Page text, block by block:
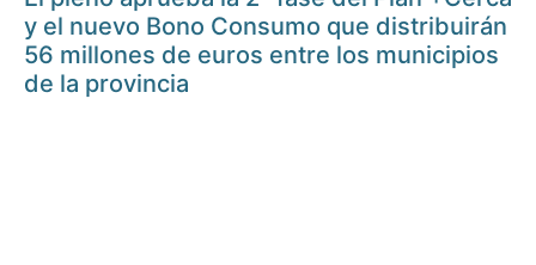
y el nuevo Bono Consumo que distribuirán
56 millones de euros entre los municipios
de la provincia